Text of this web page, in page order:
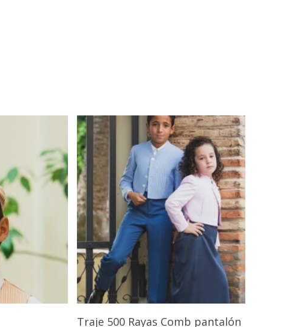
Seleccionar Opciones
Traje 500 Rayas Comb pantalón